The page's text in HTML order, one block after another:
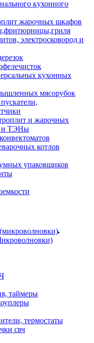
кухонного
жарочных шкафов
электросковород и
кухонных
мясорубок
и жарочных
и ТЭНы
котлов
упаковщиков
таймеры
термостаты
свч